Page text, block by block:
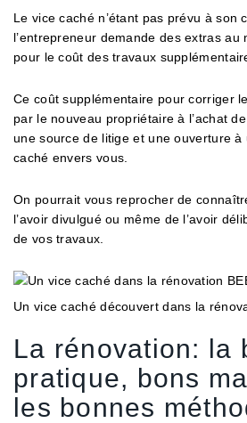
Le vice caché n’étant pas prévu à son
l’entrepreneur demande des extras au
pour le coût des travaux
Ce coût supplémentaire pour corriger
par le nouveau propriétaire à l’achat
une source de litige et une ouverture à
caché envers vous.
On pourrait vous reprocher de
l’avoir divulgué ou même de l’avoir
de vos travaux.
Un vice caché découvert dans la
La rénovation: la
pratique, bons
les bonnes